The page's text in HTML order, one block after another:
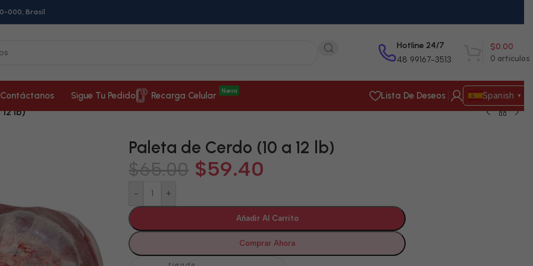
000, Brasil
Hotline 24/7
48 99167-3513 0 artículos
$0.00
Contáctanos Sigue Tu Pedido Recarga Celular Nueva Lista De Deseos Spanish ▼
lb)
Paleta de Cerdo (10 a 12 lb)
$65.00 $59.40
- +
Añadir Al Carrito
Comprar Ahora